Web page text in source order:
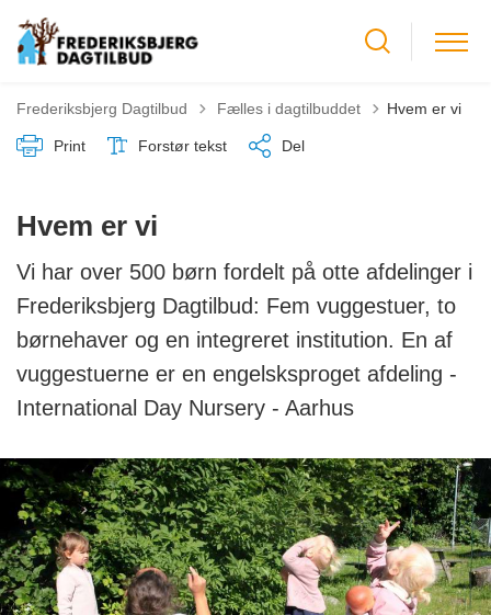
Frederiksbjerg Dagtilbud Tilbage til
Fælles i dagtilbuddet Hvem er vi
Print Forstør tekst Del
Hvem er vi
Vi har over 500 børn fordelt på otte afdelinger i
Frederiksbjerg Dagtilbud: Fem vuggestuer, to
børnehaver og en integreret institution. En af
vuggestuerne er en engelsksproget afdeling -
International Day Nursery - Aarhus